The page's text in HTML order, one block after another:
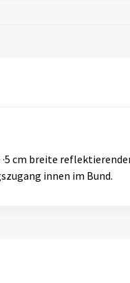
cm breite
innen im Bund.